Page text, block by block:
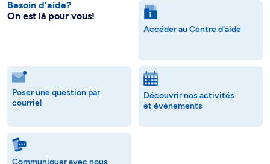
Besoin d’aide?
On est là pour vous!
Accéder au Centre d'aide
Poser une question par
courriel
Découvrir nos activités
et événements